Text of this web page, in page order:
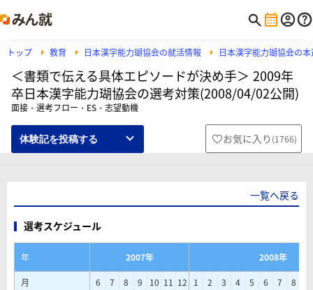
トップ 教育 日本漢字能力瑚協会の就活情報 日本漢字能力瑚協会の
＜書類で伝える具体エピソードが決め手＞ 2009年
卒日本漢字能力瑚協会の選考対策(2008/04/02公開)
面接・選考フロー・ES・志望動機
体験記を投稿する お気に入り (1766)
一覧へ戻る
選考スケジュール
年 2007年
2008年
月
6 7 8 9 10 11 12 1 2 3 4 5 6 7 8